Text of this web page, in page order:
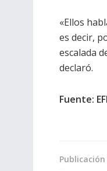
«Ellos
es decir,
escalada
declaró.
Fuente: